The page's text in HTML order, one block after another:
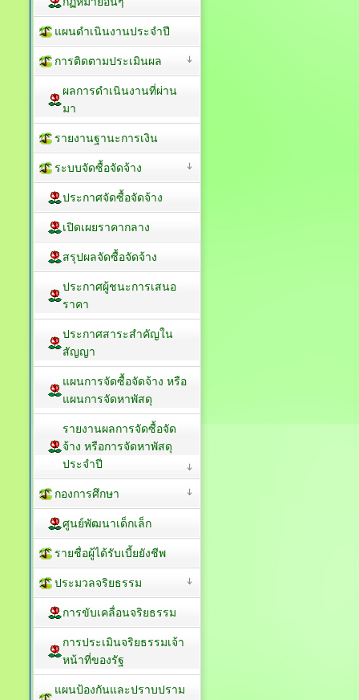
แผนดำเนินงานประจำปี
การติดตามประเมินผล
ผลการดำเนินงานที่ผ่าน
มา
รายงานฐานะการเงิน
ระบบจัดซื้อจัดจ้าง
ประกาศจัดซื้อจัดจ้าง
เปิดเผยราคากลาง
สรุปผลจัดซื้อจัดจ้าง
ประกาศผู้ชนะการเสนอ
ราคา
ประกาศสาระสำคัญใน
สัญญา
แผนการจัดซื้อจัดจ้าง หรือ
แผนการจัดหาพัสดุ
รายงานผลการจัดซื้อจัด
จ้าง หรือการจัดหาพัสดุ
ประจำปี
กองการศึกษา
ศูนย์พัฒนาเด็กเล็ก
รายชื่อผู้ได้รับเบี้ยยังชีพ
ประมวลจริยธรรม
การขับเคลื่อนจริยธรรม
การประเมินจริยธรรมเจ้า
หน้าที่ของรัฐ
แผนป้องกันและปราบปราม